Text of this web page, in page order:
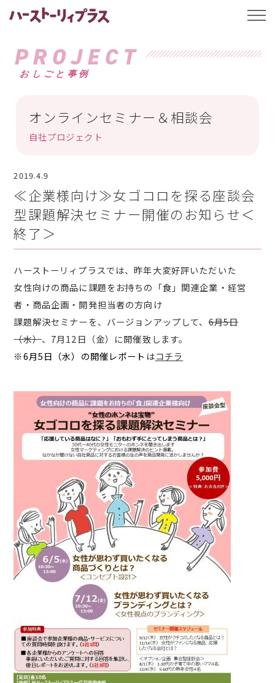
ハーストーリィプ
PROJECT
おしごと事例
オンラインセミナー＆相談会
自社プロジェクト
2019.4.9
≪企業様向け≫女ゴコロを探る座談会
型課題解決セミナー開催のお知らせ＜
終了＞
ハーストーリィプラスでは、昨年大変好評いただいた
女性向けの商品に課題をお持ちの「食」関連企業・経営
者・商品企画・開発担当者の方向け
課題解決セミナーを、バージョンアップして、6月5日
（水）、7月12日（金）に開催致します。
※6月5日（水）の開催レポート はコチラ
t
l